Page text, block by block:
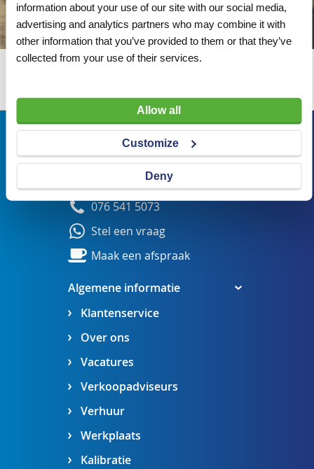
information about your use of our site with our social media,
advertising and analytics partners who may combine it with
other information that you’ve provided to them or that they’ve
collected from your use of their services.
Allow all
Customize
Deny
Algemene informatie
Klantenservice
Over ons
Vacatures
Verkoopadviseurs
Verhuur
Werkplaats
Kalibratie
Bezoekadres
Veldsteen 25, 4815 PK Breda
verkoop@visserbreda.nl
076 541 5073
Stel een vraag
Maak een afspraak